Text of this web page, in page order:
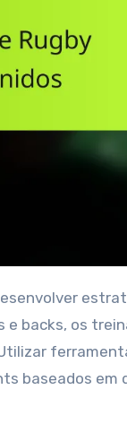
e backs, os
baseados em